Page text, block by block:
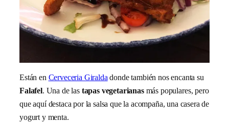
Están en Cerveceria Giraldadonde también nos encanta su
Falafel. Una de las tapas vegetarianasmás populares, pero
que aquí destaca por la salsa que la acompaña, una casera de
yogurt y menta.